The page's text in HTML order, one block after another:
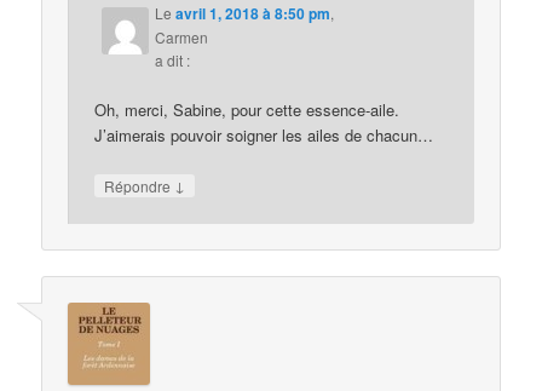
Leavril 1, 2018 à 8:50 pm,
Carmen
a dit :
Oh, merci, Sabine, pour cette essence-aile.
J’aimerais pouvoir soigner les ailes de chacun…
Répondre ↓